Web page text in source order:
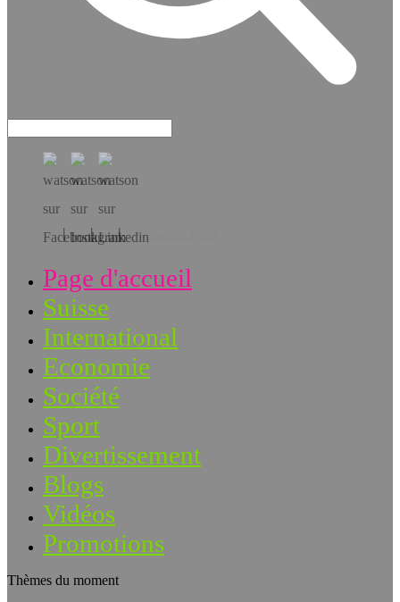
Téléchargez l’app!
Page d'accueil
Suisse
International
Economie
Société
Sport
Divertissement
Blogs
Vidéos
Promotions
Thèmes du moment